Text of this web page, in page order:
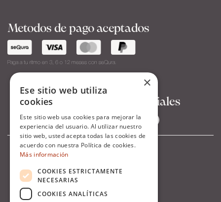
Metodos de pago aceptados
Paga a tu ritmo en 3, 6 o 12 meses con seQura.
Síguenos en Redes Sociales
×
Ese sitio web utiliza
cookies
Este sitio web usa cookies para mejorar la
experiencia del usuario. Al utilizar nuestro
sitio web, usted acepta todas las cookies de
acuerdo con nuestra Política de cookies.
Más información
COOKIES ESTRICTAMENTE
NECESARIAS
COOKIES ANALÍTICAS